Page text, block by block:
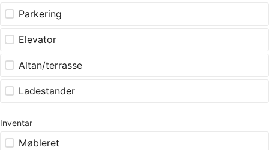
Parkering
Elevator
Altan/terrasse
Ladestander
Inventar
Møbleret